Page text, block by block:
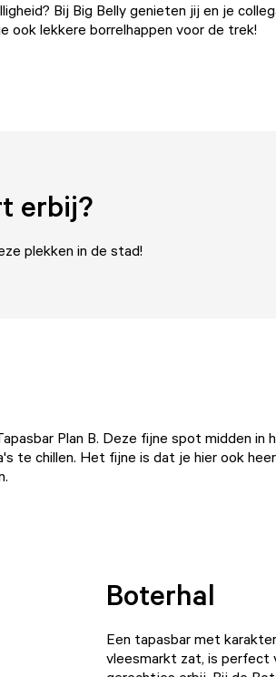
Bij Big Bellygenieten jij en je
ook lekkere borrelhappen voor de trek!
erbij?
plekken in de stad!
Plan B. Deze fijne spot midden in
te chillen. Het fijne is dat je hier ook
Boterhal
Een tapasbar met
vleesmarkt zat, is perfect